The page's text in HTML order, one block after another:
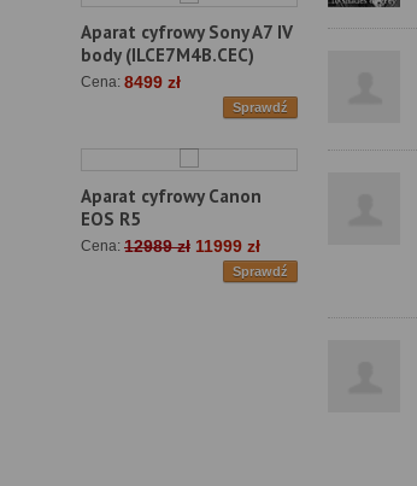
Aparat cyfrowy Sony A7 IV
body (ILCE7M4B.CEC)
Cena: 8499 zł
Sprawdź
Aparat cyfrowy Canon
EOS R5
Cena: 12989 zł 11999 zł
Sprawdź